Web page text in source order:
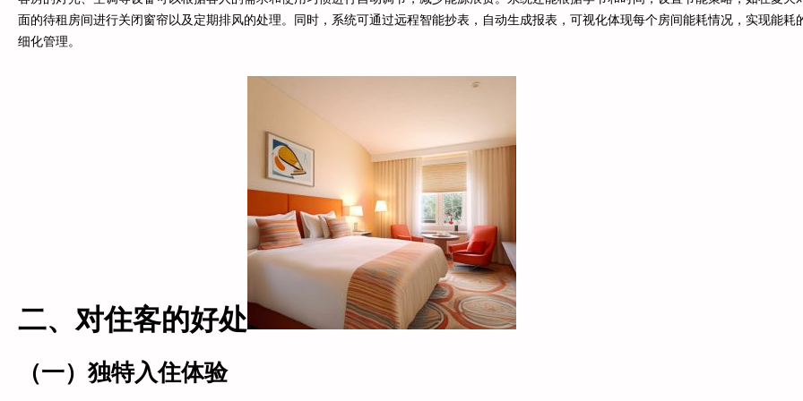
面的待租房间进行关闭窗帘以及定期排风的处理。同时，系统可通过远程智能抄表，自动生成报表，可视化体现每个房间能耗情况，实现能耗
细化管理。
二、对住客的好处
（一）独特入住体验